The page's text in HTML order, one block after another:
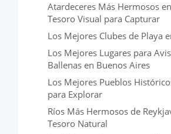
Atardeceres Más Hermosos
Tesoro Visual para Capturar
Los Mejores Clubes de Playa
Los Mejores Lugares para
Ballenas en Buenos Aires
Los Mejores Pueblos
para Explorar
Ríos Más Hermosos de
Tesoro Natural